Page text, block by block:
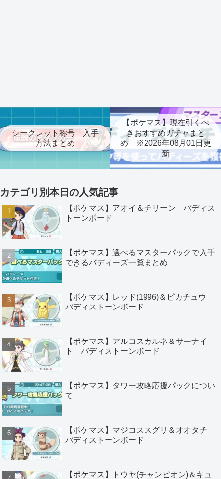
シークレット称号 入手
方法まとめ
【ポケマス】現在引くべ
きおすすめガチャまと
め ※2026年08月01日更
新
カテゴリ別本日の人気記事
【ポケマス】アオイ＆チリーン バディス
トーンボード
【ポケマス】選べるマスターパックで入手
できるバディーズ一覧まとめ
【ポケマス】レッド(1996)＆ピカチュウ
バディストーンボード
【ポケマス】アルコスカルネ＆サーナイ
ト バディストーンボード
【ポケマス】タワー攻略応援パックについ
て
【ポケマス】マジコススグリ＆オオタチ
バディストーンボード
【ポケマス】トウヤ(チャンピオン)＆キュ